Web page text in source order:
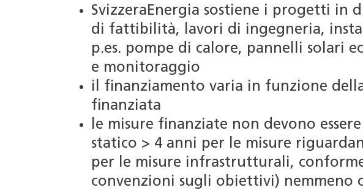
SvizzeraEnergia sostiene i progetti in
di fattibilità, lavori di ingegneria,
p.es. pompe di calore, pannelli solari
e monitoraggio
il finanziamento varia in funzione
finanziata
le misure finanziate non devono
statico > 4 anni per le misure
per le misure infrastrutturali,
convenzioni sugli obiettivi) nemmeno